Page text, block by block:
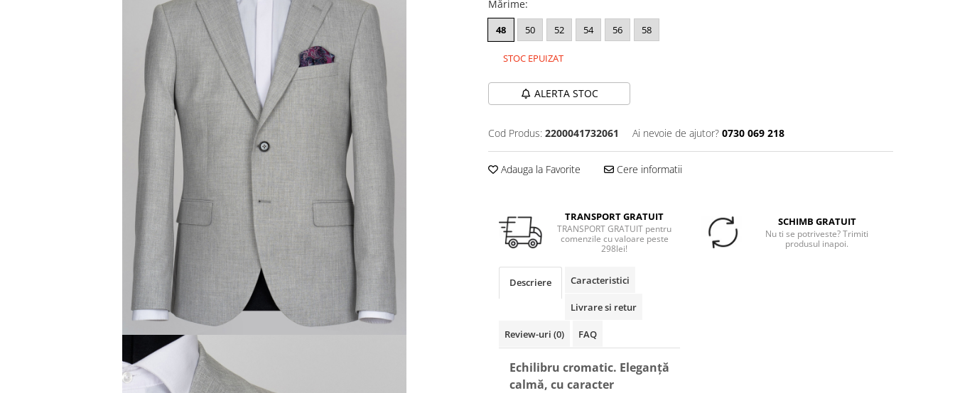
Mărime:
48 50 52 54 56 58
STOC EPUIZAT
ALERTA STOC
Cod Produs: 2200041732061 Ai nevoie de ajutor? 0730 069 218
Adauga la Favorite Cere informatii
TRANSPORT GRATUIT
TRANSPORT GRATUIT pentru
comenzile cu valoare peste
298lei!
SCHIMB GRATUIT
Nu ti se potriveste? Trimiti
produsul inapoi.
Descriere Caracteristici
Livrare si retur
Review-uri (0) FAQ
Echilibru cromatic. Eleganță
calmă, cu caracter